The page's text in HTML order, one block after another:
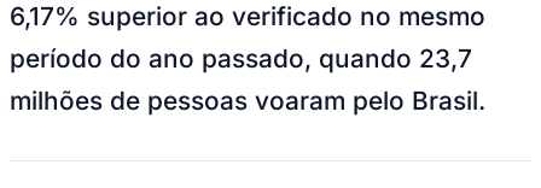
6,17% superior ao verificado no mesmo
período do ano passado, quando 23,7
milhões de pessoas voaram pelo Brasil.